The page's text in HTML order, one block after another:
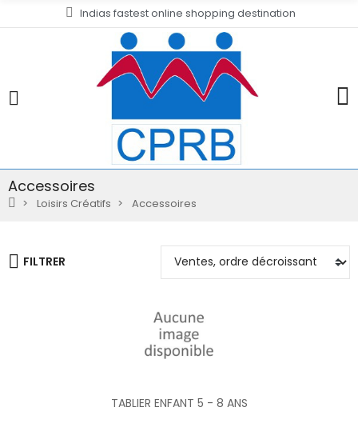
Indias fastest online shopping destination
Accessoires
Loisirs Créatifs Accessoires
FILTRER
TABLIER ENFANT 5 - 8 ANS